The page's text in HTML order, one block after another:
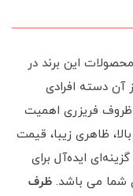
این برند در
آن دسته افرادی
ظروف فریزری اهمیت
ظاهری زیبا، قیمت
ایده‌آل برای
شما می باشد. ظرف